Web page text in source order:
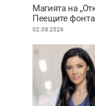
Магията на
Пеещите
историята на
02.08.2026